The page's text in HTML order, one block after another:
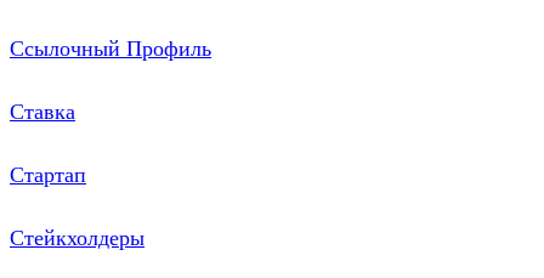
Ссылочный Профиль
Ставка
Стартап
Стейкхолдеры